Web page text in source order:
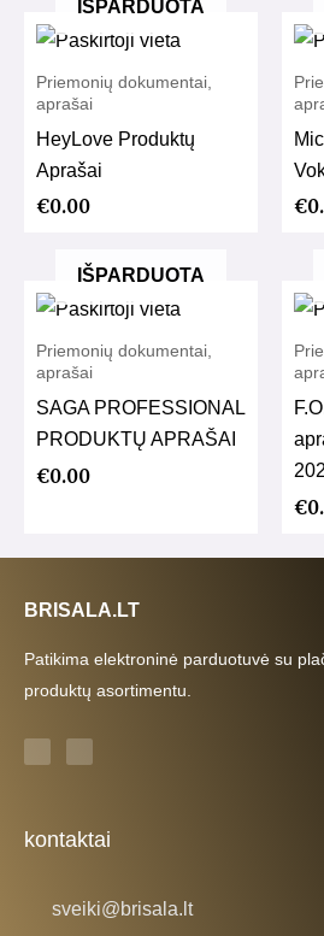
IŠPARDUOTA
Priemonių dokumentai,
aprašai
HeyLove Produktų
Aprašai
€0.00 €
IŠPARDUOTA
Priemonių dokumentai,
aprašai
SAGA PROFESSIONAL
PRODUKTŲ APRAŠAI
€0.00
€
BRISALA.LT
Patikima elektroninė parduotuvė su
produktų asortimentu.
F
c
-
f
I
s
m
kontaktai
sveiki@brisala.lt